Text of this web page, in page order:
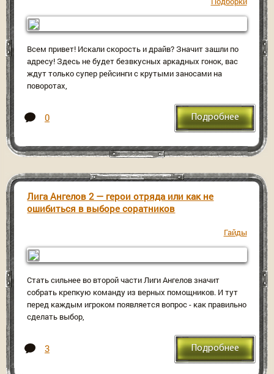
Всем привет! Искали скорость и драйв? Значит зашли по
адресу! Здесь не будет безвкусных аркадных гонок, вас
ждут только супер рейсинги с крутыми заносами на
поворотах,
0 Подробнее
Лига Ангелов 2 — герои отряда или как не
ошибиться в выборе соратников
Гайды
Стать сильнее во второй части Лиги Ангелов значит
собрать крепкую команду из верных помощников. И тут
перед каждым игроком появляется вопрос - как правильно
сделать выбор,
3 Подробнее